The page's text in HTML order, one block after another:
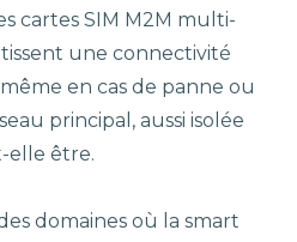
cartes SIM M2M multi-
une connectivité
en cas de panne ou
principal, aussi isolée
elle être.
domaines où la smart